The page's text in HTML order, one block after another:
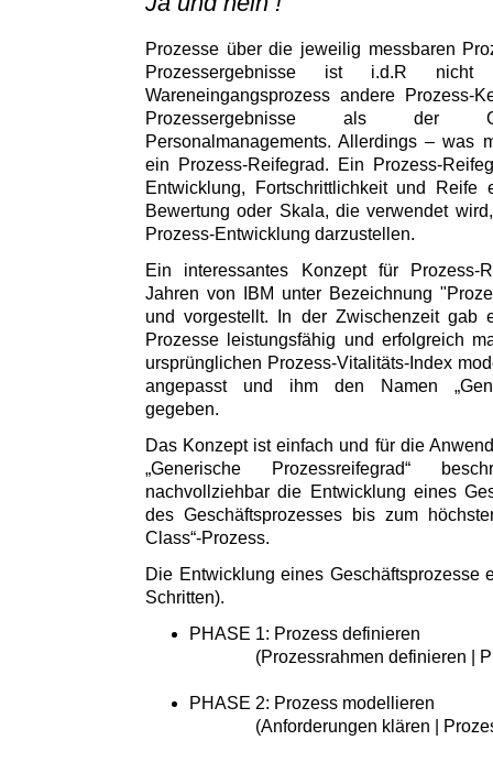
Prozesse über die jeweilig messbaren
Prozessergebnisse ist i.d.R
Wareneingangsprozess andere Prozess-
Prozessergebnisse als der
Personalmanagements. Allerdings – was
ein Prozess-Reifegrad. Ein Prozess-
Entwicklung, Fortschrittlichkeit und
Bewertung oder Skala, die verwendet
Prozess-Entwicklung darzustellen.
Ein interessantes Konzept für Prozess-
Jahren von IBM unter Bezeichnung
und vorgestellt. In der Zwischenzeit gab
Prozesse leistungsfähig und erfolgreich
ursprünglichen Prozess-Vitalitäts-Index
angepasst und ihm den Namen
gegeben.
Das Konzept ist einfach und für die
„Generische Prozessreifegrad“
nachvollziehbar die Entwicklung eines
des Geschäftsprozesses bis zum
Class“-Prozess.
Die Entwicklung eines Geschäftsprozesse
Schritten).
PHASE 1: Prozess definieren
(Prozessrahmen definieren |
PHASE 2: Prozess modellieren
(Anforderungen klären |